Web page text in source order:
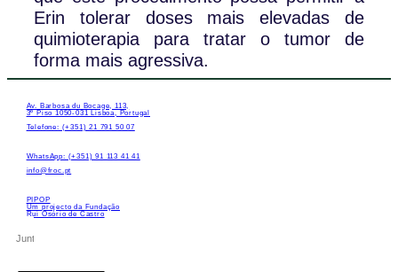
Erin tolerar doses mais elevadas de
quimioterapia para tratar o tumor de
forma mais agressiva.
Av. Barbosa du Bocage, 113,
3º Piso 1050-031 Lisboa, Portugal
Telefone: (+351) 21 791 50 07
WhatsApp: (+351) 91 113 41 41
info@froc.pt
PIPOP
Um projecto da Fundação
Rui Osório de Castro